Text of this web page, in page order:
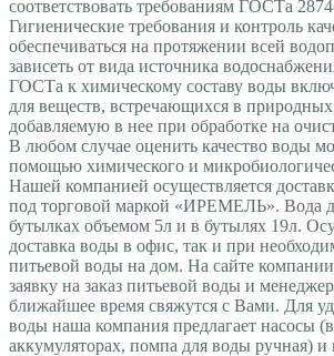
соответствовать требованиям ГОСТа
Гигиенические требования и контроль
обеспечиваться на протяжении всей
зависеть от вида источника
ГОСТа к химическому составу воды
для веществ, встречающихся в
добавляемую в нее при обработке на
В любом случае оценить качество воды
помощью химического и
Нашей компанией осуществляется
под торговой маркой «ИРЕМЕЛЬ». Вода
бутылках объемом 5л и в бутылях 19л.
доставка воды в офис, так и при
питьевой воды на дом. На сайте
заявку на заказ питьевой воды и
ближайшее время свяжутся с Вами. Для
воды наша компания предлагает насосы
аккумуляторах, помпа для воды ручная) и